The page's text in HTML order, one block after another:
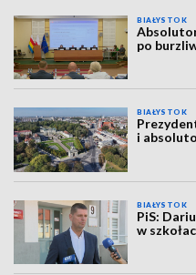
BIAŁYSTOK
po
BIAŁYSTOK
i
BIAŁYSTOK
PiS:
w